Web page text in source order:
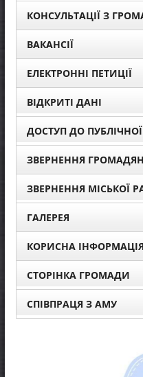
КОНСУЛЬТАЦІЇ З
ВАКАНСІЇ
ЕЛЕКТРОННІ ПЕТИЦІЇ
ВІДКРИТІ ДАНІ
ДОСТУП ДО
ЗВЕРНЕННЯ ГРОМАДЯН
ЗВЕРНЕННЯ МІСЬКОЇ
ГАЛЕРЕЯ
КОРИСНА ІНФОРМАЦІЯ
СТОРІНКА ГРОМАДИ
СПІВПРАЦЯ З АМУ